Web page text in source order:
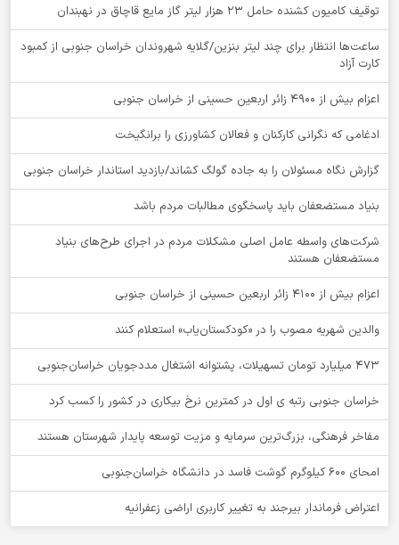
توقيف کامیون کشنده حامل 23 هزار لیتر گاز مایع قاچاق در نهبندان
ساعت‌ها انتظار برای چند لیتر بنزین/گلایه شهروندان خراسان جنوبی از کمبود
کارت آزاد
اعزام بیش از 4900 زائر اربعین حسینی از خراسان جنوبی
ادغامی که نگرانی کارکنان و فعالان کشاورزی را برانگیخت
گزارش نگاه مسئولان را به جاده گولگ کشاند/بازدید استاندار خراسان جنوبی
بنیاد مستضعفان باید پاسخگوی مطالبات مردم باشد
شرکت‌های واسطه عامل اصلی مشکلات مردم در اجرای طرح‌های بنیاد
مستضعفان هستند
اعزام بیش از 4100 زائر اربعین حسینی از خراسان جنوبی
والدین شهریه مصوب را در «کودکستان‌یاب» استعلام کنند
۴۷۳ میلیارد تومان تسهیلات، پشتوانه اشتغال مددجویان خراسان‌جنوبی
خراسان جنوبی رتبه ی اول در کمترین نرخ بیکاری در کشور را کسب کرد
مفاخر فرهنگی، بزرگ‌ترین سرمایه و مزیت توسعه پایدار شهرستان هستند
امحای ۶۰۰ کیلوگرم گوشت فاسد در دانشگاه خراسان‌جنوبی
اعتراض فرماندار بیرجند به تغییر کاربری اراضی زعفرانیه